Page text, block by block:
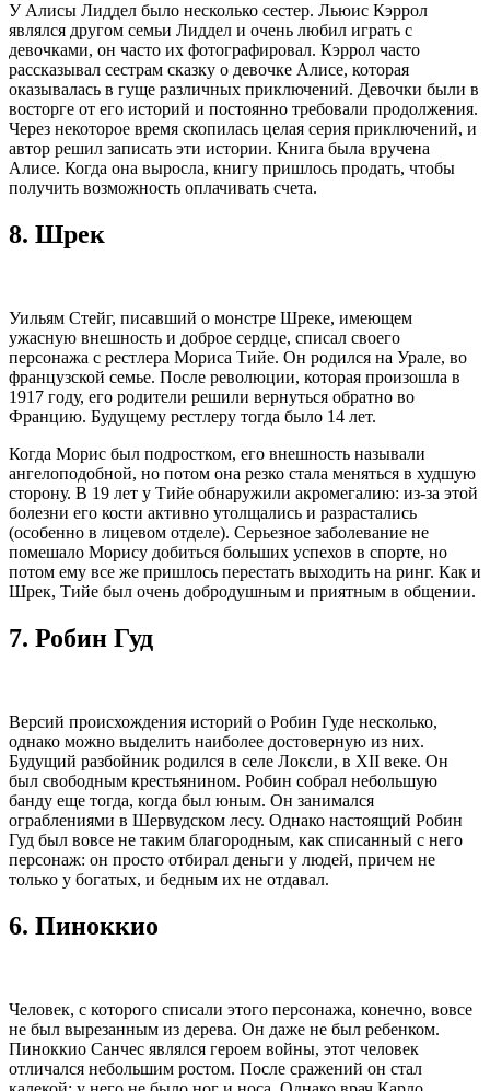
У Алисы Лиддел было несколько сестер. Льюис Кэррол
являлся другом семьи Лиддел и очень любил играть с
девочками, он часто их фотографировал. Кэррол часто
рассказывал сестрам сказку о девочке Алисе, которая
оказывалась в гуще различных приключений. Девочки были в
восторге от его историй и постоянно требовали продолжения.
Через некоторое время скопилась целая серия приключений, и
автор решил записать эти истории. Книга была вручена
Алисе. Когда она выросла, книгу пришлось продать, чтобы
получить возможность оплачивать счета.
8. Шрек
Уильям Стейг, писавший о монстре Шреке, имеющем
ужасную внешность и доброе сердце, списал своего
персонажа с рестлера Мориса Тийе. Он родился на Урале, во
французской семье. После революции, которая произошла в
1917 году, его родители решили вернуться обратно во
Францию. Будущему рестлеру тогда было 14 лет.
Когда Морис был подростком, его внешность называли
ангелоподобной, но потом она резко стала меняться в худшую
сторону. В 19 лет у Тийе обнаружили акромегалию: из-за этой
болезни его кости активно утолщались и разрастались
(особенно в лицевом отделе). Серьезное заболевание не
помешало Морису добиться больших успехов в спорте, но
потом ему все же пришлось перестать выходить на ринг. Как и
Шрек, Тийе был очень добродушным и приятным в общении.
7. Робин Гуд
Версий происхождения историй о Робин Гуде несколько,
однако можно выделить наиболее достоверную из них.
Будущий разбойник родился в селе Локсли, в ХII веке. Он
был свободным крестьянином. Робин собрал небольшую
банду еще тогда, когда был юным. Он занимался
ограблениями в Шервудском лесу. Однако настоящий Робин
Гуд был вовсе не таким благородным, как списанный с него
персонаж: он просто отбирал деньги у людей, причем не
только у богатых, и бедным их не отдавал.
6. Пиноккио
Человек, с которого списали этого персонажа, конечно, вовсе
не был вырезанным из дерева. Он даже не был ребенком.
Пиноккио Санчес являлся героем войны, этот человек
отличался небольшим ростом. После сражений он стал